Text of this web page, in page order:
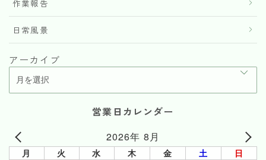
作業報告
日常風景
アーカイブ
営業日カレンダー
2026年 8月
月 火 水 木 金 土 日